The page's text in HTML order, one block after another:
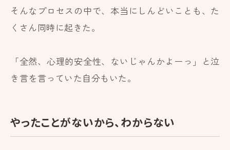
そんなプロセスの中で、本当にしんどいことも、た
くさん同時に起きた。
「全然、心理的安全性、ないじゃんかよーっ」と泣
き言を言っていた自分もいた。
やったことがないから、わからない